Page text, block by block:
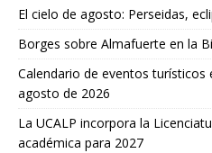
El cielo de agosto: Perseidas,
Borges sobre Almafuerte en la
Calendario de eventos turísticos
agosto de 2026
La UCALP incorpora la
académica para 2027